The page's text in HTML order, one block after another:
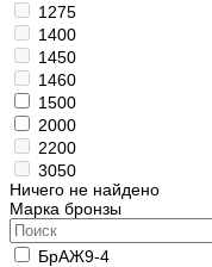
1275
1400
1450
1460
1500
2000
2200
3050
Ничего не найдено
Марка бронзы
БрАЖ9-4